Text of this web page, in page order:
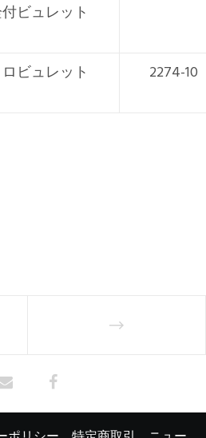
ビュレット
ビュレット 2274-10